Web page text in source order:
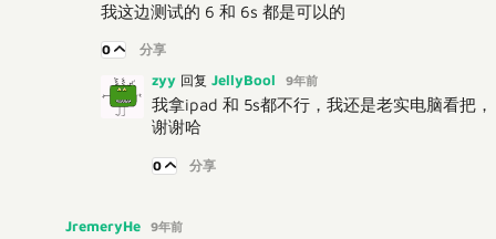
我这边测试的 6 和 6s 都是可以的
0 分享
zyy 回复 JellyBool 9年前
我拿ipad 和 5s都不行，我还是老实电脑看把，
谢谢哈
0 分享
JremeryHe 9年前